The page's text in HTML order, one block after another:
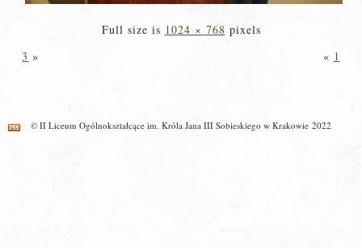
Full size is 1024 × 768 pixels
3 » « 1
© II Liceum Ogólnokształcące im. Króla Jana III Sobieskiego w Krakowie 2022